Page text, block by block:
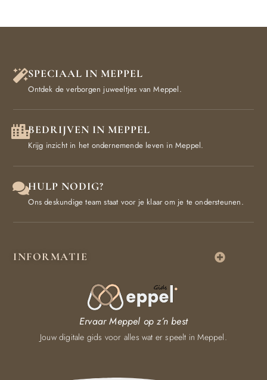
SPECIAAL IN MEPPEL
Ontdek de verborgen juweeltjes van Meppel.
BEDRIJVEN IN MEPPEL
Krijg inzicht in het ondernemende leven in Meppel.
HULP NODIG?
Ons deskundige team staat voor je klaar om je te ondersteunen.
INFORMATIE
Ervaar Meppel op z’n best
Jouw digitale gids voor alles wat er speelt in Meppel.